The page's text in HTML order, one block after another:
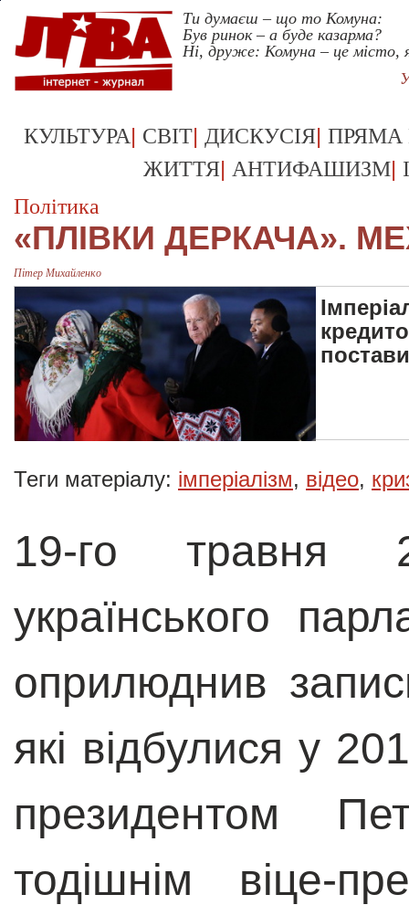
Ти думаєш – що то Комуна:
Був ринок – а буде казарма?
Ні, друже: Комуна – це місто,
КУЛЬТУРА| СВІТ| ДИСКУСІЯ| ПРЯМА
ЖИТТЯ| АНТИФАШИЗМ|
Політика
«ПЛІВКИ ДЕРКАЧА».
Пітер Михайленко
Теги матеріалу: імперіалізм, відео,
19-го травня
українського
оприлюднив
які відбулися у
президентом
тодішнім віце-